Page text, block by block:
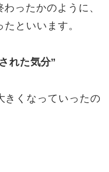
ったかのように、
といいます。
れた気分”
きくなっていったの